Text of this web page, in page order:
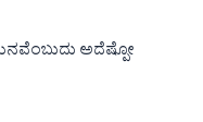
ಅದೆಷ್ಪೋ